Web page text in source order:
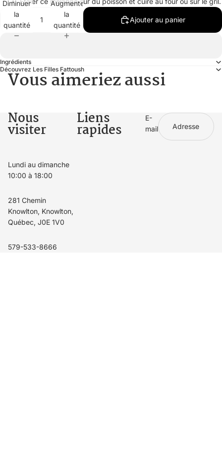
Diminuer
la
quantité
Augmenter
la
quantité
Ajouter au panier
Ingrédients
Découvrez Les Filles Fattoush
Vous aimeriez aussi
Nous
visiter
Lundi au dimanche
10:00 à 18:00
281 Chemin
Knowlton, Knowlton,
Québec, J0E 1V0
579-533-8666
Liens
rapides
E-
mail